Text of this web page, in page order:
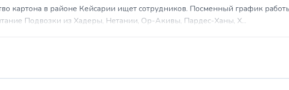
картона в районе Кейсарии ищет сотрудников. Посменный график
Подвозки из Хадеры, Нетании, Ор-Акивы, Пардес-Ханы, Х...